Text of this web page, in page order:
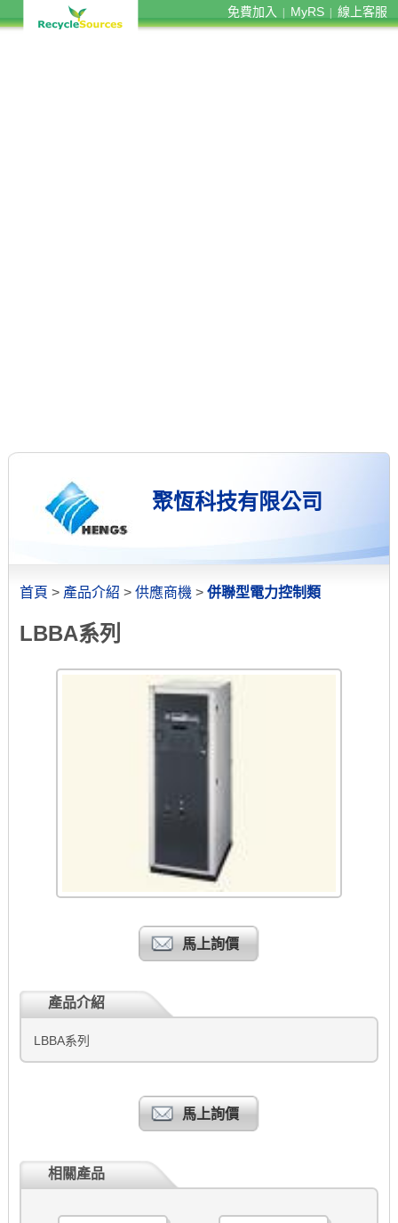
免費加入 MyRS 線上客服
聚恆科技有限公司
首頁 > 產品介紹 > 供應商機 > 併聯型電力控制類
LBBA系列
馬上詢價
產品介紹
LBBA系列
馬上詢價
相關產品